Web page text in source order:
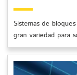
Sistemas de
gran variedad para